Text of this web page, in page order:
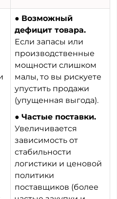
● Возможный
дефицит товара.
Если запасы или
производствен­ные
мощности слишком
малы, то вы рискуете
упустить продажи
(упущенная выгода).
● Частые поставки.
Увеличивается
зависимость от
стабильности
логистики и ценовой
политики
поставщиков (более